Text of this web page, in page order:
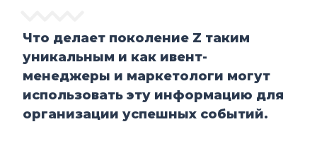
Что делает поколение Z таким
уникальным и как ивент-
менеджеры и маркетологи могут
использовать эту информацию для
организации успешных событий.